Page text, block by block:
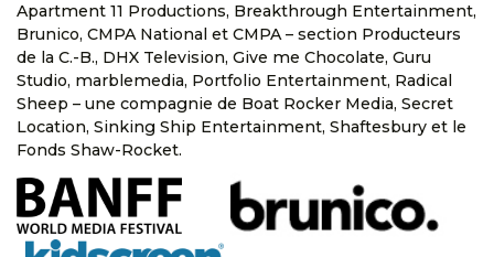
Apartment 11 Productions, Breakthrough Entertainment,
Brunico, CMPA National et CMPA – section Producteurs
de la C.-B., DHX Television, Give me Chocolate, Guru
Studio, marblemedia, Portfolio Entertainment, Radical
Sheep – une compagnie de Boat Rocker Media, Secret
Location, Sinking Ship Entertainment, Shaftesbury et le
Fonds Shaw-Rocket.